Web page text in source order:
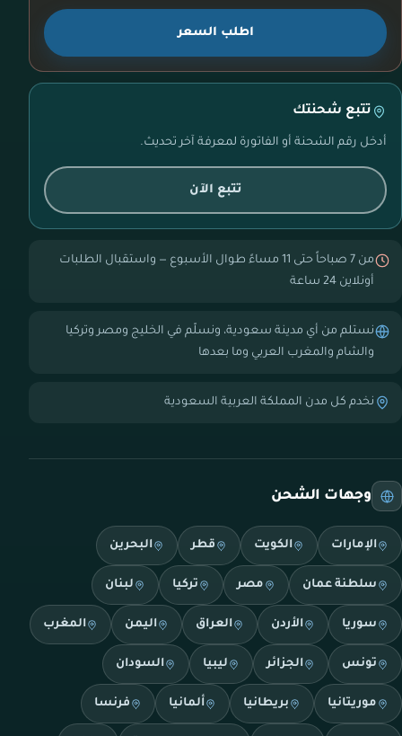
اطلب السعر
تتبع شحنتك
أدخل رقم الشحنة أو الفاتورة لمعرفة آخر تحديث.
تتبع الآن
من 7 صباحاً حتى 11 مساءً طوال الأسبوع — واستقبال الطلبات
أونلاين 24 ساعة
نستلم من أي مدينة سعودية، ونسلّم في الخليج ومصر وتركيا
والشام والمغرب العربي وما بعدها
نخدم كل مدن المملكة العربية السعودية
وجهات الشحن
الإمارات الكويت قطر البحرين
سلطنة عمان مصر تركيا لبنان
سوريا الأردن العراق اليمن المغرب
تونس الجزائر ليبيا السودان
موريتانيا بريطانيا ألمانيا فرنسا